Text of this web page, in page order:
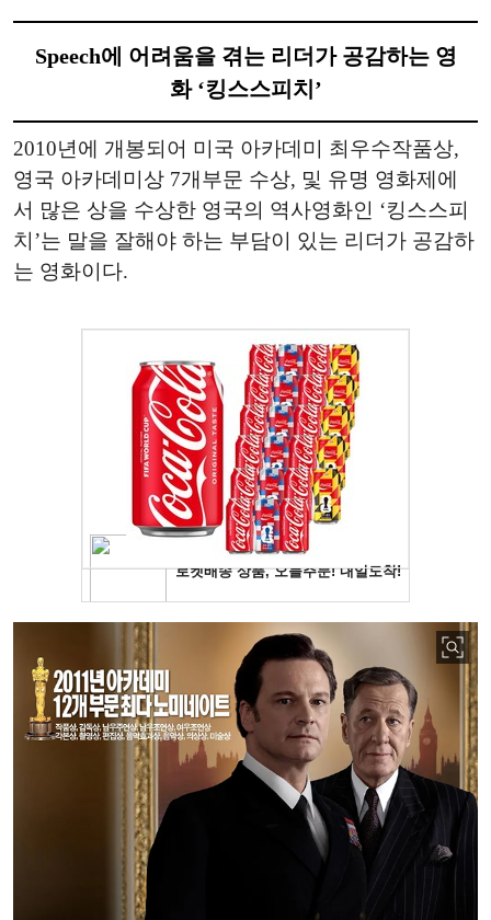
Speech에 어려움을 겪는 리더가 공감하는 영
화 ‘킹스스피치’
2010년에 개봉되어 미국 아카데미 최우수작품상,
영국 아카데미상 7개부문 수상, 및 유명 영화제에
서 많은 상을 수상한 영국의 역사영화인 ‘킹스스피
치’는 말을 잘해야 하는 부담이 있는 리더가 공감하
는 영화이다.